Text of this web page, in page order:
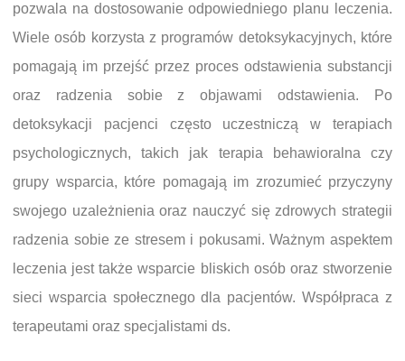
pozwala na dostosowanie odpowiedniego planu leczenia.
Wiele osób korzysta z programów detoksykacyjnych, które
pomagają im przejść przez proces odstawienia substancji
oraz radzenia sobie z objawami odstawienia. Po
detoksykacji pacjenci często uczestniczą w terapiach
psychologicznych, takich jak terapia behawioralna czy
grupy wsparcia, które pomagają im zrozumieć przyczyny
swojego uzależnienia oraz nauczyć się zdrowych strategii
radzenia sobie ze stresem i pokusami. Ważnym aspektem
leczenia jest także wsparcie bliskich osób oraz stworzenie
sieci wsparcia społecznego dla pacjentów. Współpraca z
terapeutami oraz specjalistami ds.